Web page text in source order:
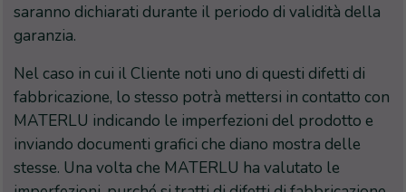
saranno dichiarati durante il periodo di validità della
garanzia.
Nel caso in cui il Cliente noti uno di questi difetti di
fabbricazione, lo stesso potrà mettersi in contatto con
MATERLU indicando le imperfezioni del prodotto e
inviando documenti grafici che diano mostra delle
stesse. Una volta che MATERLU ha valutato le